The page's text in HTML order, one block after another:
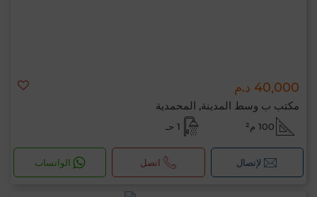
40,000 د.م
مكتب ب وسط المدينة, المحمدية
100 م² 1 حـ
لإتصال اتصل الواتساب